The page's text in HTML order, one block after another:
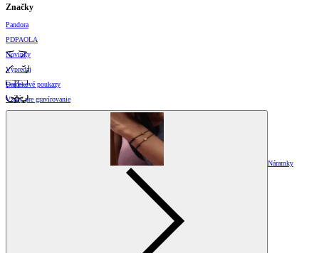
Značky
Pandora
PDPAOLA
Novinky
Výpredaj
Darčekové poukazy
Vzory pre gravírovanie
Náramky